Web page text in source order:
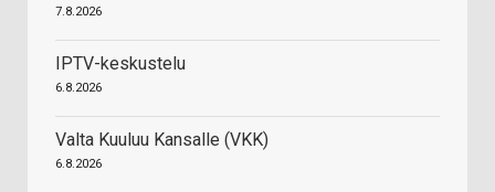
7.8.2026
IPTV-keskustelu
6.8.2026
Valta Kuuluu Kansalle (VKK)
6.8.2026